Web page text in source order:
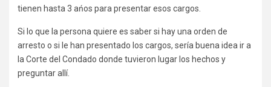
tienen hasta 3 ańos para presentar esos cargos.
Si lo que la persona quiere es saber si hay una orden de
arresto o si le han presentado los cargos, sería buena idea ir a
la Corte del Condado donde tuvieron lugar los hechos y
preguntar allí.